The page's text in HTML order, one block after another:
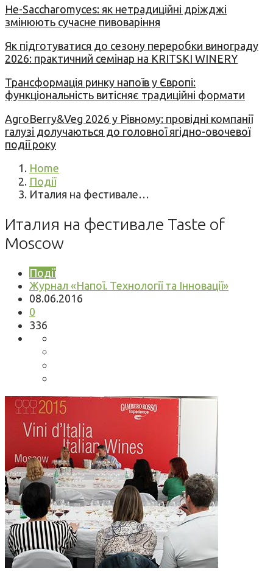
Не-Saccharomyces: як нетрадиційні дріжджі
змінюють сучасне пивоваріння
Як підготуватися до сезону переробки винограду
2026: практичний семінар на KRITSKI WINERY
Трансформація ринку напоїв у Європі:
функціональність витісняє традиційні формати
AgroBerry&Veg 2026 у Рівному: провідні компанії
галузі долучаються до головної ягідно-овочевої
події року
Home
Події
Италия на фестивале…
Италия на фестивале Taste of
Moscow
Події
Журнал «Напої. Технології та Інновації»
08.06.2016
0
336